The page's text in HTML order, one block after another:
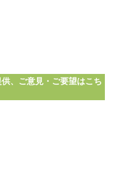
、ご意見・ご要望はこち